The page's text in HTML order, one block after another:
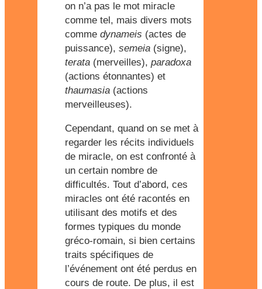
on n’a pas le mot miracle
comme tel, mais divers mots
comme dynameis (actes de
puissance), semeia (signe),
terata (merveilles), paradoxa
(actions étonnantes) et
thaumasia (actions
merveilleuses).
Cependant, quand on se met à
regarder les récits individuels
de miracle, on est confronté à
un certain nombre de
difficultés. Tout d’abord, ces
miracles ont été racontés en
utilisant des motifs et des
formes typiques du monde
gréco-romain, si bien certains
traits spécifiques de
l’événement ont été perdus en
cours de route. De plus, il est